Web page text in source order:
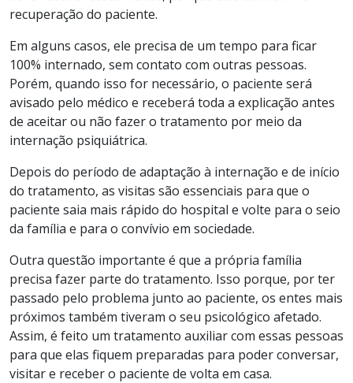
recuperação do paciente.
Em alguns casos, ele precisa de um tempo para ficar
100% internado, sem contato com outras pessoas.
Porém, quando isso for necessário, o paciente será
avisado pelo médico e receberá toda a explicação antes
de aceitar ou não fazer o tratamento por meio da
internação psiquiátrica.
Depois do período de adaptação à internação e de início
do tratamento, as visitas são essenciais para que o
paciente saia mais rápido do hospital e volte para o seio
da família e para o convívio em sociedade.
Outra questão importante é que a própria família
precisa fazer parte do tratamento. Isso porque, por ter
passado pelo problema junto ao paciente, os entes mais
próximos também tiveram o seu psicológico afetado.
Assim, é feito um tratamento auxiliar com essas pessoas
para que elas fiquem preparadas para poder conversar,
visitar e receber o paciente de volta em casa.